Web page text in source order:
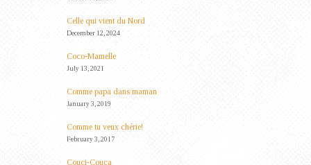
Celle qui vient du Nord
December 12, 2024
Coco-Mamelle
July 13, 2021
Comme papa dans maman
January 3, 2019
Comme tu veux chérie!
February 3, 2017
Couci-Couça